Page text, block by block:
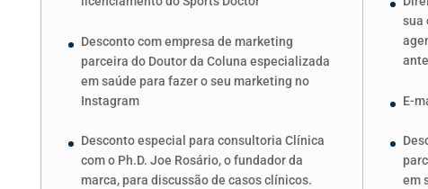
Desconto com empresa de marketing
parceira do Doutor da Coluna especializada
em saúde para fazer o seu marketing no
Instagram
Desconto especial para consultoria Clínica
com o Ph.D. Joe Rosário, o fundador da
marca, para discussão de casos clínicos.
sua
E-
em